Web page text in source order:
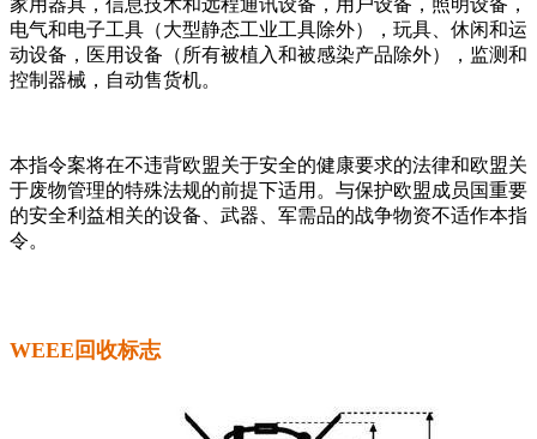
电气和电子工具（大型静态工业工具除外），玩具、休闲和运
动设备，医用设备（所有被植入和被感染产品除外），监测和
控制器械，自动售货机。
本指令案将在不违背欧盟关于安全的健康要求的法律和欧盟关
于废物管理的特殊法规的前提下适用。与保护欧盟成员国重要
的安全利益相关的设备、武器、军需品的战争物资不适作本指
令。
WEEE回收标志